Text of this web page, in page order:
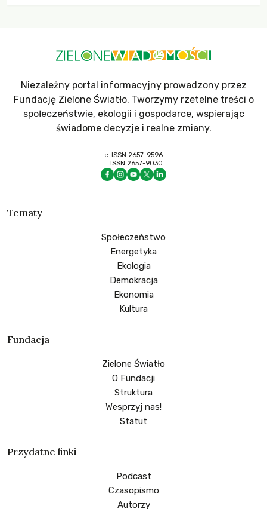
Niezależny portal informacyjny prowadzony przez
Fundację Zielone Światło. Tworzymy rzetelne treści o
społeczeństwie, ekologii i gospodarce, wspierając
świadome decyzje i realne zmiany.
e-ISSN 2657-9596
ISSN 2657-9030
Tematy
Społeczeństwo
Energetyka
Ekologia
Demokracja
Ekonomia
Kultura
Fundacja
Zielone Światło
O Fundacji
Struktura
Wesprzyj nas!
Statut
Przydatne linki
Podcast
Czasopismo
Autorzy